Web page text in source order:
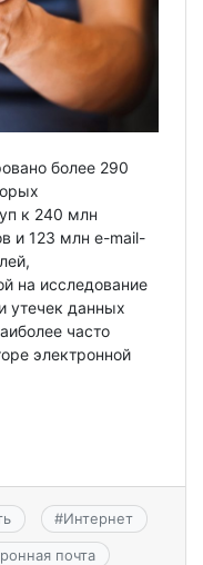
более 290
к 240 млн
и 123 млн e-mail-
на исследование
утечек данных
часто
электронной
#Интернет
почта